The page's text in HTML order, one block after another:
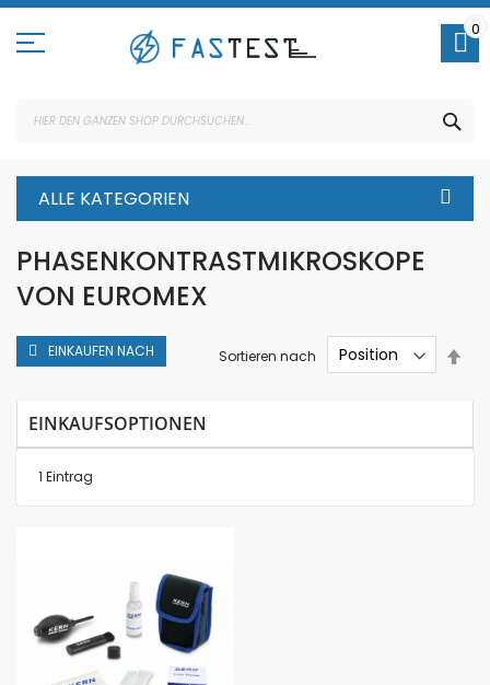
Direkt
Inhalt
0
ALLE KATEGORIEN
PHASENKONTRASTMIKROSKOPE
VON EUROMEX
1 Eintrag
Sortieren nach
EINKAUFEN NACH
EINKAUFSOPTIONEN